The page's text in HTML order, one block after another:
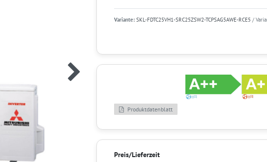
Variante: SKL-FDTC25VH1-SRC25ZSW2-TCPSAG5AWE-RCE5 /
Produktdatenblatt
Preis/Lieferzeit